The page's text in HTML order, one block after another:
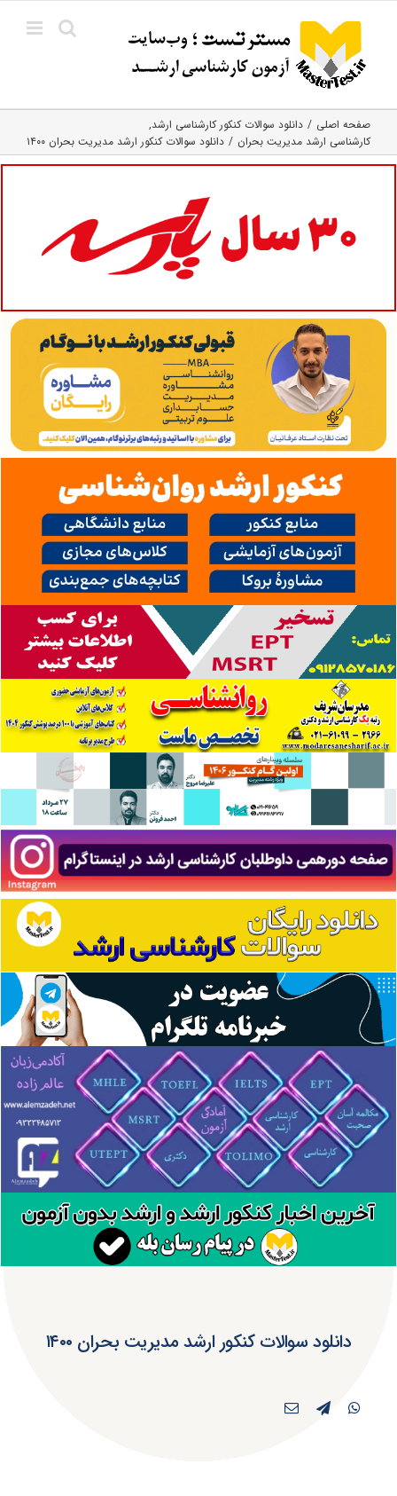
content
صفحه اصلی
دانلود سوالات کنکور کارشناسی ارشد
کارشناسی ارشد مدیریت بحران
دانلود سوالات کنکور ارشد مدیریت بحران ۱۴۰۰
دانلود سوالات کنکور ارشد مدیریت بحران ۱۴۰۰